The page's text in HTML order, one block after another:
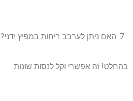
האם ניתן לערבב ריחות במפיץ ידני?
בהחלט! זה אפשרי וקל לנסות שונות.